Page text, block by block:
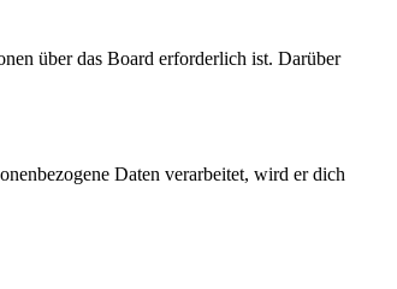
über das Board erforderlich ist. Darüber
Daten verarbeitet, wird er dich